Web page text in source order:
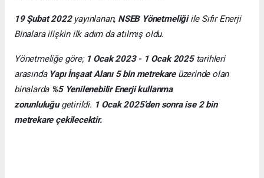
19 Şubat 2022 yayınlanan, NSEB Yönetmeliğiile Sıfır Enerji
Binalara ilişkin ilk adım da atılmış oldu.
Yönetmeliğe göre; 1 Ocak 2023 - 1 Ocak 2025 tarihleri
arasında Yapı İnşaat Alanı 5 bin metrekare üzerinde olan
binalarda%5 Yenilenebilir Enerji kullanma
zorunluluğugetirildi. 1 Ocak 2025’den sonra ise 2 bin
metrekare çekilecektir.